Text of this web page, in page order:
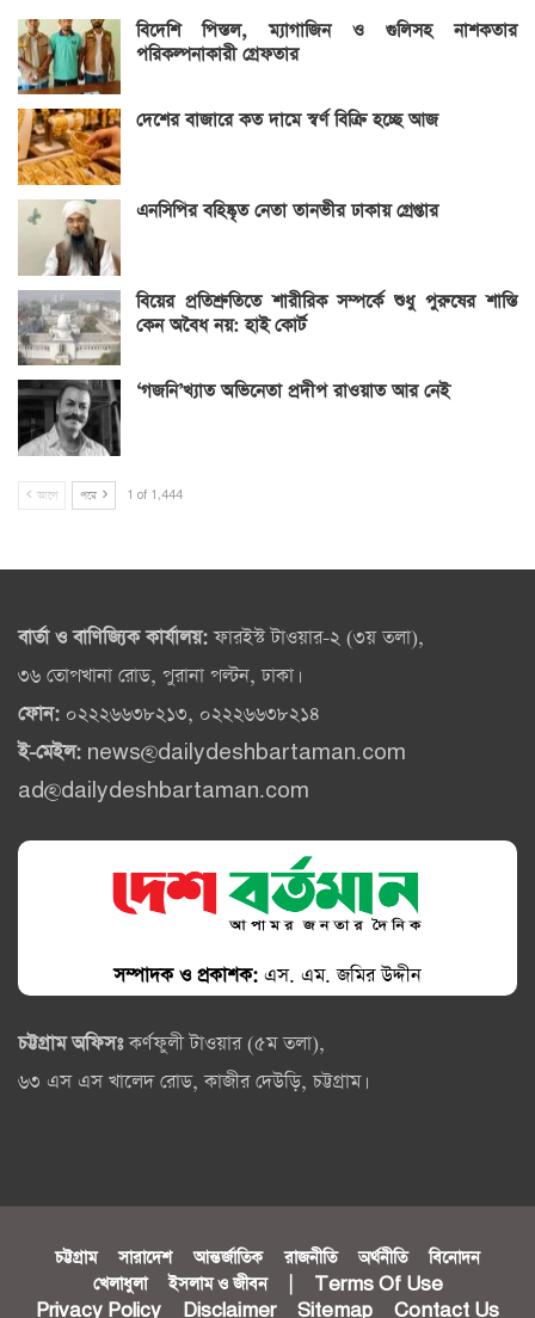
বিদেশি পিস্তল, ম্যাগাজিন ও গুলিসহ নাশকতার
পরিকল্পনাকারী গ্রেফতার
দেশের বাজারে কত দামে স্বর্ণ বিক্রি হচ্ছে আজ
এনসিপির বহিষ্কৃত নেতা তানভীর ঢাকায় গ্রেপ্তার
বিয়ের প্রতিশ্রুতিতে শারীরিক সম্পর্কে শুধু পুরুষের শাস্তি
কেন অবৈধ নয়: হাই কোর্ট
‘গজনি’খ্যাত অভিনেতা প্রদীপ রাওয়াত আর নেই
আগে পরে 1 of 1,444
বার্তা ও বাণিজ্যিক কার্যালয়:ফারইস্ট টাওয়ার-২ (৩য় তলা),
৩৬ তোপখানা রোড, পুরানা পল্টন, ঢাকা।
ফোন: ০২২২৬৬৩৮২১৩, ০২২২৬৬৩৮২১৪
ই-মেইল: news@dailydeshbartaman.com
ad@dailydeshbartaman.com
সম্পাদক ও প্রকাশক: এস. এম. জমির উদ্দীন
চট্টগ্রাম অফিসঃকর্ণফুলী টাওয়ার (৫ম তলা),
৬৩ এস এস খালেদ রোড, কাজীর দেউড়ি, চট্টগ্রাম।
চট্টগ্রাম সারাদেশ আন্তর্জাতিক রাজনীতি অর্থনীতি
বিনোদন
খেলাধুলা
ইসলাম ও জীবন
Terms Of Use
Privacy Policy
Disclaimer Sitemap Contact Us